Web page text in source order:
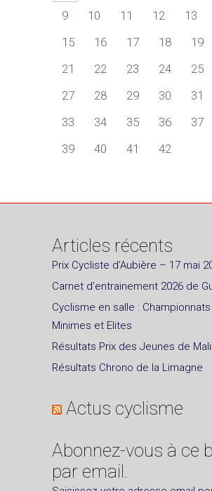
9
10 11 12 13
15
16 17 18 19
21
22 23 24 25
27
28 29 30 31
33
34 35 36 37
39
40 41 42
Articles récents
Prix Cycliste d’Aubière – 17 mai
Carnet d’entrainement 2026 de
Cyclisme en salle :
Minimes et Elites
Résultats Prix des Jeunes de
Résultats Chrono de la Limagne
Actus cyclisme
Abonnez-vous à ce
par email.